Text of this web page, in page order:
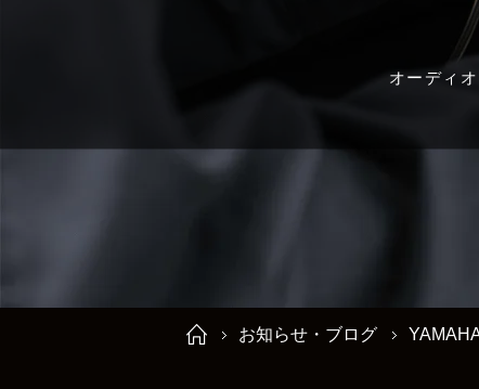
オーディ
お知らせ・ブログ